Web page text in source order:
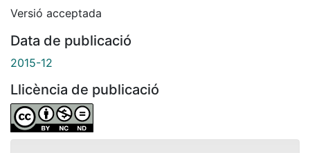
Versió acceptada
Data de publicació
2015-12
Llicència de publicació